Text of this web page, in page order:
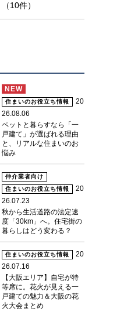
（10件）
NEW
住まいのお役立ち情報
20
26.08.06
ペットと暮らすなら「一
戸建て」が選ばれる理由
と、リアルな住まいのお
悩み
仲介業者向け
住まいのお役立ち情報
20
26.07.23
秋から生活道路の法定速
度「30km」へ。住宅街の
暮らしはどう変わる？
住まいのお役立ち情報
20
26.07.16
【大阪エリア】自宅が特
等席に。花火が見える一
戸建ての魅力＆大阪の花
火大会まとめ